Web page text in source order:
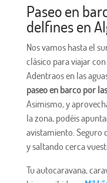
Paseo en
delfines en
Nos vamos hasta el
clásico para viajar
Adentraos en las
paseo en barco por
Asimismo, y
la zona, podéis
avistamiento. Seguro
y saltando cerca
Tu autocaravana,